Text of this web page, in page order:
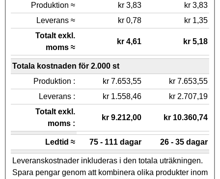
Produktion ≈
kr 3,83
kr 3,83
Leverans ≈
kr 0,78
kr 1,35
Totalt exkl.
moms ≈
kr 4,61 kr 5,18
Totala kostnaden för 2.000 st
Produktion :
kr 7.653,55
kr 7.653,55
Leverans :
kr 1.558,46
kr 2.707,19
Totalt exkl.
moms :
kr 9.212,00 kr 10.360,74
Ledtid ≈ 75 - 111 dagar 26 - 35 dagar
Leveranskostnader inkluderas i den totala uträkningen.
Spara pengar genom att kombinera olika produkter inom